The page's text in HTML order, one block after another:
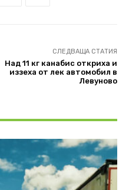
СЛЕДВАЩА СТАТИЯ
Над 11 кг канабис откриха и
иззеха от лек автомобил в
Левуново